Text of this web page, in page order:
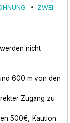
ZWEI
nicht
600 m von den
Zugang zu
500€
Kaution